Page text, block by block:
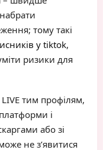
тому такі
у tiktok,
ризики для
LIVE тим профілям,
і
або зі
не з’явитися